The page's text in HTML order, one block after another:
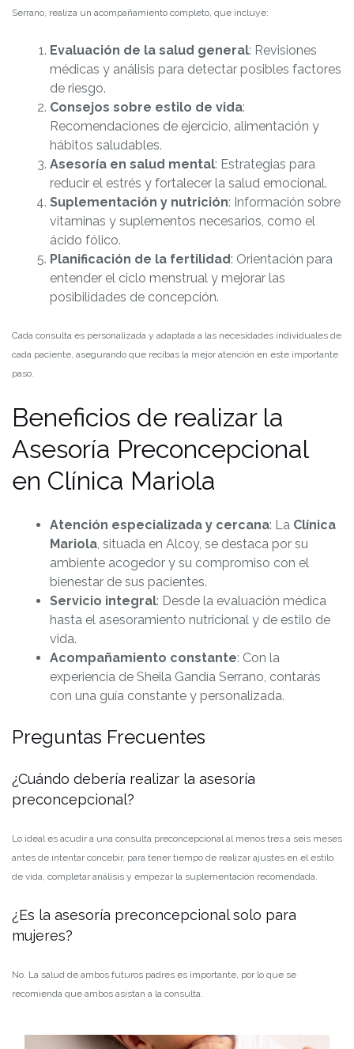
Serrano, realiza un acompañamiento completo, que incluye:
Evaluación de la salud general: Revisiones
médicas y análisis para detectar posibles factores
de riesgo.
Consejos sobre estilo de vida:
Recomendaciones de ejercicio, alimentación y
hábitos saludables.
Asesoría en salud mental: Estrategias para
reducir el estrés y fortalecer la salud emocional.
Suplementación y nutrición: Información sobre
vitaminas y suplementos necesarios, como el
ácido fólico.
Planificación de la fertilidad: Orientación para
entender el ciclo menstrual y mejorar las
posibilidades de concepción.
Cada consulta es personalizada y adaptada a las necesidades individuales de
cada paciente, asegurando que recibas la mejor atención en este importante
paso.
Beneficios de realizar la
Asesoría Preconcepcional
en Clínica Mariola
Atención especializada y cercana: La Clínica
Mariola , situada en Alcoy, se destaca por su
ambiente acogedor y su compromiso con el
bienestar de sus pacientes.
Servicio integral: Desde la evaluación médica
hasta el asesoramiento nutricional y de estilo de
vida.
Acompañamiento constante: Con la
experiencia de Sheila Gandía Serrano, contarás
con una guía constante y personalizada.
Preguntas Frecuentes
¿Cuándo debería realizar la asesoría
preconcepcional?
Lo ideal es acudir a una consulta preconcepcional al menos tres a seis meses
antes de intentar concebir, para tener tiempo de realizar ajustes en el estilo
de vida, completar análisis y empezar la suplementación recomendada.
¿Es la asesoría preconcepcional solo para
mujeres?
No. La salud de ambos futuros padres es importante, por lo que se
recomienda que ambos asistan a la consulta.